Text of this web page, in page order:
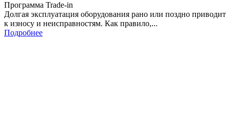
Программа Trade-in
Долгая эксплуатация оборудования рано или поздно приводит
к износу и неисправностям. Как правило,...
Подробнее